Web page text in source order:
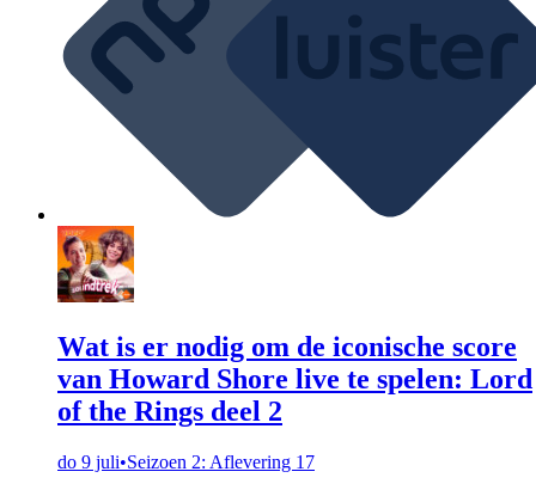
Wat is er nodig om de iconische score
van Howard Shore live te spelen: Lord
of the Rings deel 2
do 9 juli•Seizoen 2: Aflevering 17